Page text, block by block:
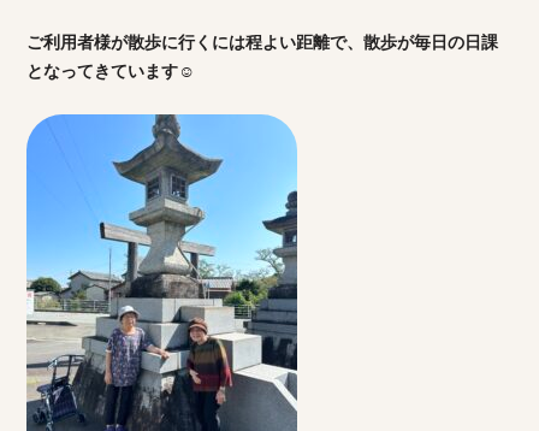
ご利用者様が散歩に行くには程よい距離で、散歩が毎日の日課
となってきています☺